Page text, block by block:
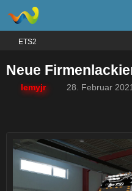
ETS2
Neue
lemyjr 28. Februar